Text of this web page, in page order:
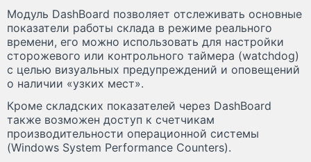
Модуль DashBoard позволяет отслеживать основные
показатели работы склада в режиме реального
времени, его можно использовать для настройки
сторожевого или контрольного таймера (watchdog)
с целью визуальных предупреждений и оповещений
о наличии «узких мест».
Кроме складских показателей через DashBoard
также возможен доступ к счетчикам
производительности операционной системы
(Windows System Performance Counters).